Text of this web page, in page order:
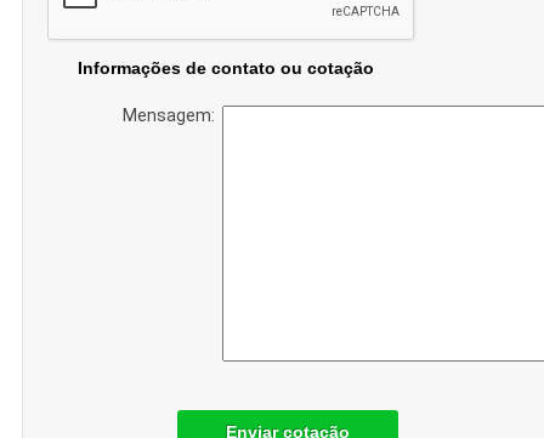
Informações de contato ou cotação
Mensagem:
Enviar cotação